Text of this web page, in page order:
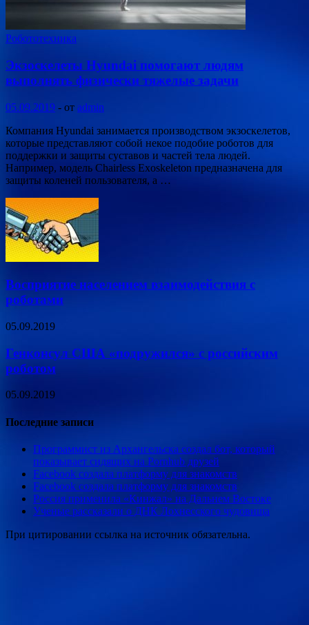
Робототехника
Экзоскелеты Hyundai помогают людям
выполнять физически тяжелые задачи
05.09.2019 - от admin
Компания Hyundai занимается производством экзоскелетов,
которые представляют собой некое подобие роботов для
поддержки и защиты суставов и частей тела людей.
Например, модель Chairless Exoskeleton предназначена для
защиты коленей пользователя, а …
Восприятие населением взаимодействия с
роботами
05.09.2019
Генконсул США «подружился» с российским
роботом
05.09.2019
Последние записи
Программист из Архангельска создал бот, который
показывает сидящих на Pornhub друзей
Facebook создала платформу для знакомств
Facebook создала платформу для знакомств
Россия применила «Кинжал» на Дальнем Востоке
Ученые рассказали о ДНК Лохнесского чудовища
При цитировании ссылка на источник обязательна.